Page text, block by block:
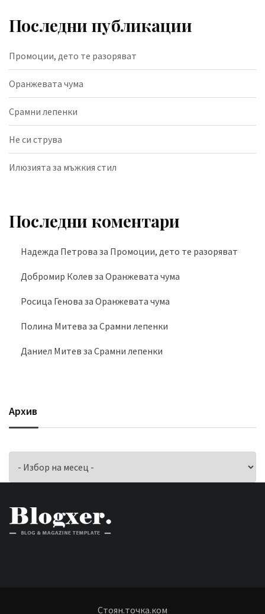
Последни публикации
Промоции, дето те разоряват
Оранжевата чума
Срамни лепенки
Не си струва
Илюзията за мъжкия стил
Последни коментари
Надежда Петрова за Промоции, дето те разоряват
Добромир Колев за Оранжевата чума
Росица Генова за Оранжевата чума
Полина Митева за Срамни лепенки
Даниел Митев за Срамни лепенки
Архив
Архив
Стоян.точка.ком